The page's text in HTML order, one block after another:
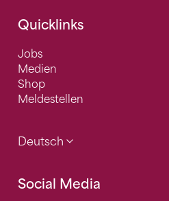
Quicklinks
Jobs
Medien
Shop
Meldestellen
Deutsch
Social Media